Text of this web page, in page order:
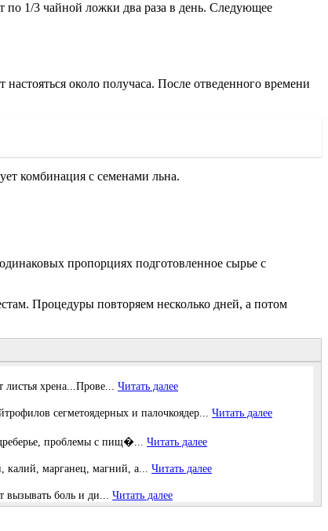
по 1/3 чайной ложки два раза в день. Следующее
около получаса. После отведенного времени
комбинация с семенами льна.
пропорциях подготовленное сырье с
Процедуры повторяем несколько дней, а потом
листья хрена...Прове... Читать далее
сегметоядерных и палочкоядер... Читать далее
проблемы с пищ�... Читать далее
калий, марганец, магний, а... Читать далее
вызывать боль и ди... Читать далее